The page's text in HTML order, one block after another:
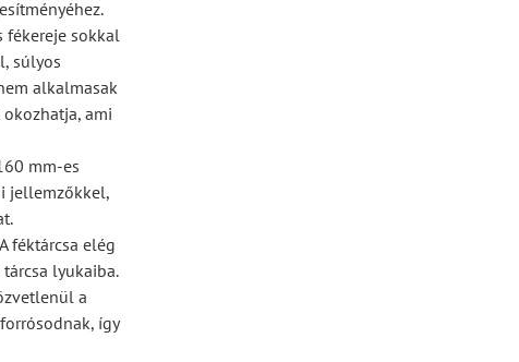
fékereje sokkal
súlyos
alkalmasak
ami
mm-es
jellemzőkkel,
féktárcsa elég
lyukaiba.
a
így